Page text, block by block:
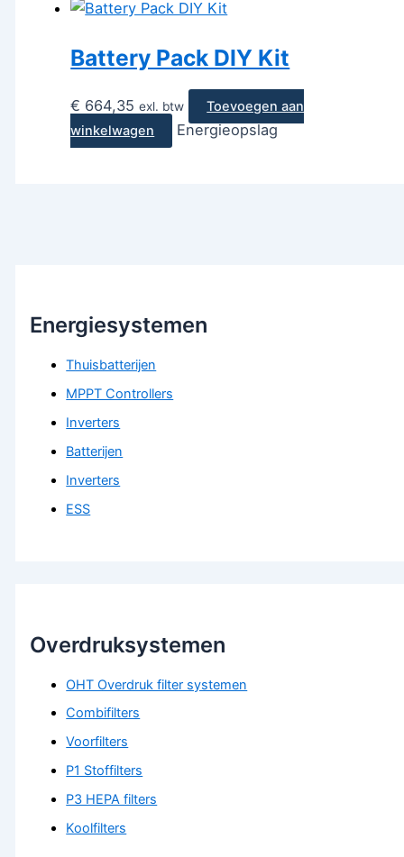
Energiesystemen
Thuisbatterijen
MPPT Controllers
Inverters
Batterijen
Inverters
ESS
Overdruksystemen
OHT Overdruk filter systemen
Combifilters
Voorfilters
P1 Stoffilters
P3 HEPA filters
Koolfilters
Battery Pack DIY Kit
€ 664,35 exl. btw
Toevoegen aan
winkelwagen
Energieopslag